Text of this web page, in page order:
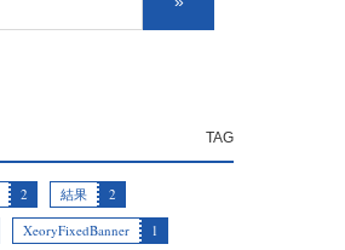
2 結果
2
XeoryFixedBanner
1